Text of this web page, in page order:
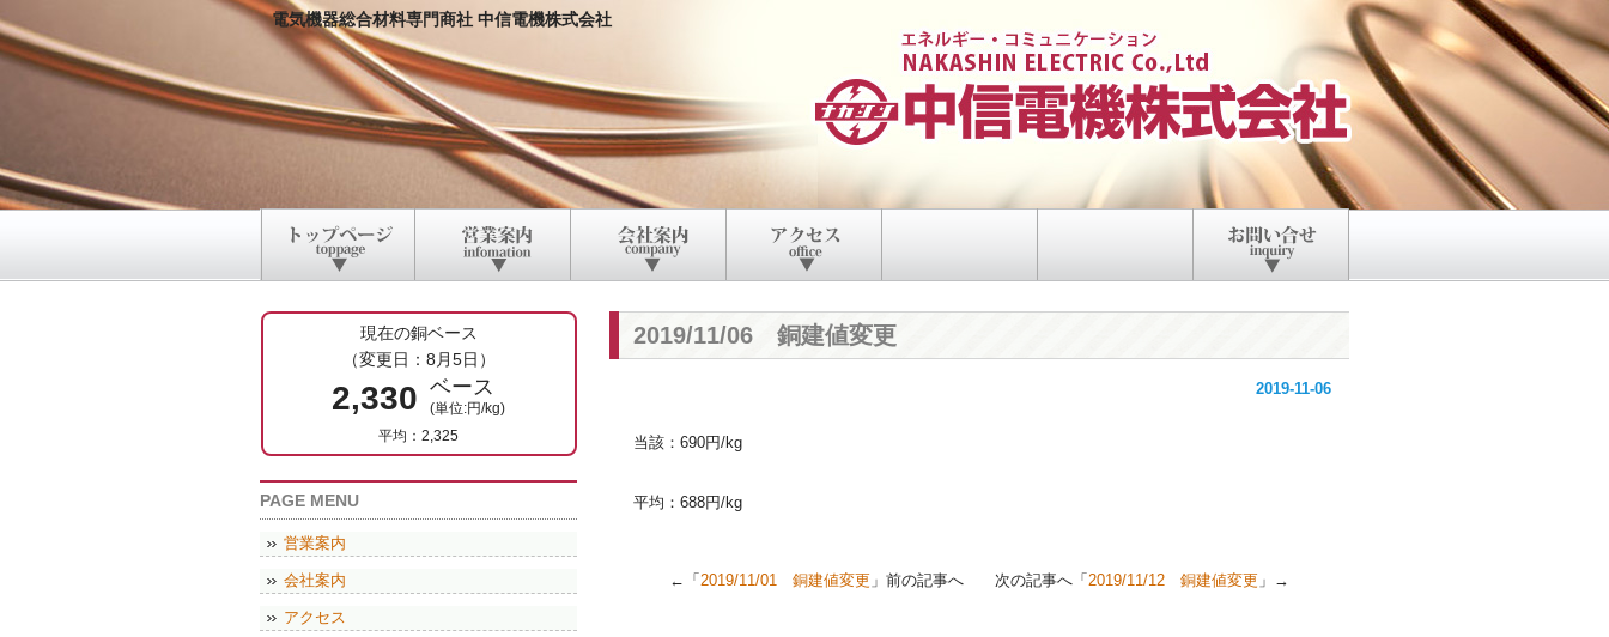
電気機器総合材料専門商社 中信電機株式会社
2019/11/06 銅建値変更
2019-11-06
当該：690円/kg
平均：688円/kg
←「 2019/11/01 銅建値変更 」前の記事へ 次の記事へ「 2019/11/12 銅建値変更 」→
現在の銅ベース
（変更日：8月5日）
2,330 ベース
(単位:円/kg)
平均：2,325
PAGE MENU
営業案内
会社案内
アクセス